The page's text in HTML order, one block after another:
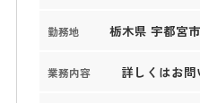
勤務地 栃木県 宇都宮市
業務内容 詳しくはお問